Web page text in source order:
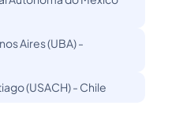
Aires (UBA) -
(USACH) - Chile